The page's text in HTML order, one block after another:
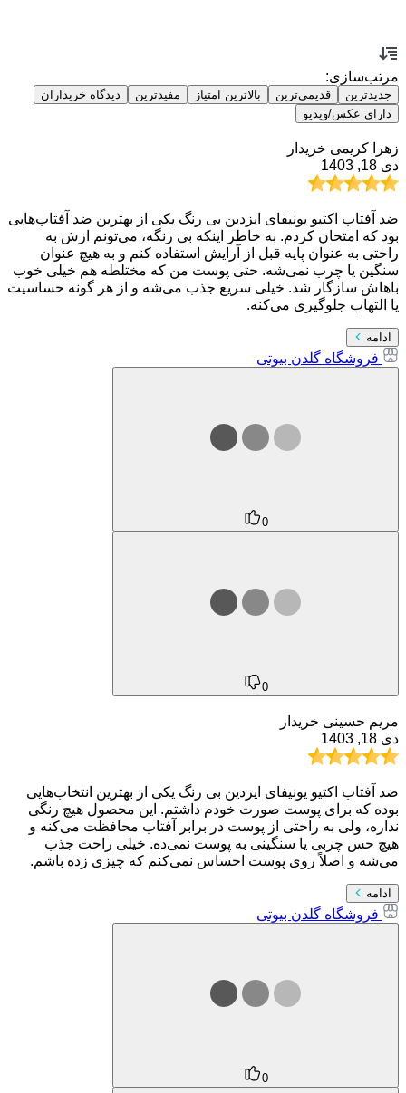
مرتب‌سازی:
جدیدترین قدیمی‌ترین بالاترین امتیاز مفیدترین
دیدگاه خریداران
دارای عکس/ویدیو
زهرا کریمی خریدار
دی 18, 1403
ضد آفتاب اکتیو یونیفای ایزدین بی رنگ یکی از بهترین ضد آفتاب‌هایی
بود که امتحان کردم. به خاطر اینکه بی رنگه، می‌تونم ازش به
راحتی به عنوان پایه قبل از آرایش استفاده کنم و به هیچ عنوان
سنگین یا چرب نمی‌شه. حتی پوست من که مختلطه هم خیلی خوب
باهاش سازگار شد. خیلی سریع جذب می‌شه و از هر گونه حساسیت
یا التهاب جلوگیری می‌کنه.
ادامه
فروشگاه گلدن بیوتی
0
0
مریم حسینی خریدار
دی 18, 1403
ضد آفتاب اکتیو یونیفای ایزدین بی رنگ یکی از بهترین انتخاب‌هایی
بوده که برای پوست صورت خودم داشتم. این محصول هیچ رنگی
نداره، ولی به راحتی از پوست در برابر آفتاب محافظت می‌کنه و
هیچ حس چربی یا سنگینی به پوست نمی‌ده. خیلی راحت جذب
می‌شه و اصلاً روی پوست احساس نمی‌کنم که چیزی زده باشم.
ادامه
فروشگاه گلدن بیوتی
0